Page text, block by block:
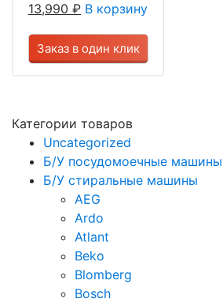
13,990 ₽ В корзину
Заказ в один клик
Категории товаров
Uncategorized
Б/У посудомоечные машины
Б/У стиральные машины
AEG
Ardo
Atlant
Beko
Blomberg
Bosch